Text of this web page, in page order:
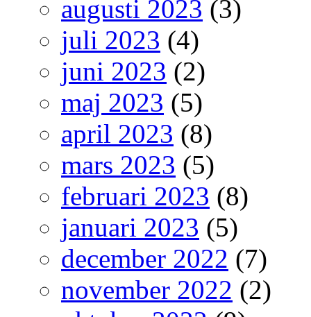
augusti 2023 (3)
juli 2023 (4)
juni 2023 (2)
maj 2023 (5)
april 2023 (8)
mars 2023 (5)
februari 2023 (8)
januari 2023 (5)
december 2022 (7)
november 2022 (2)